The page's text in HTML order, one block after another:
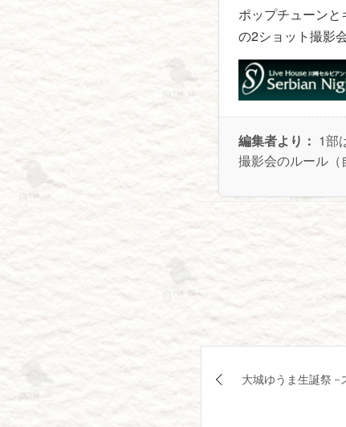
ポップチューン
の2ショット撮影
編集者より： 1部
撮影会のルール（
稿
大城ゆうま生誕祭 -